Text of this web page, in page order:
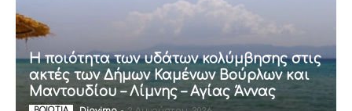
Η ποιότητα των υδάτων κολύμβησης στις
ακτές των Δήμων Καμένων Βούρλων και
Μαντουδίου – Λίμνης – Αγίας Άννας